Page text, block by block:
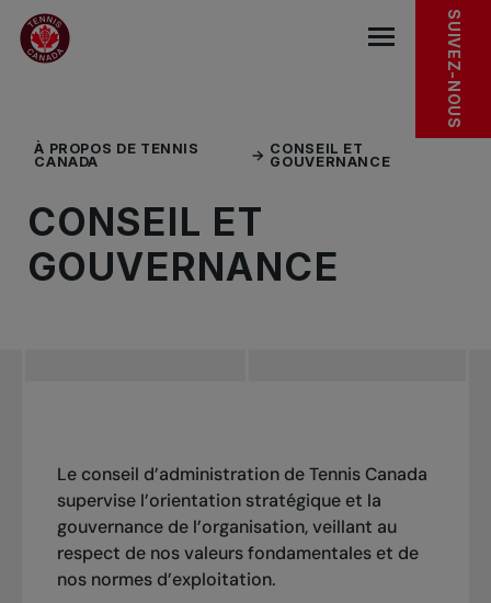
Sauter au menu principal
Sauter au contenu principal
Sauter au pied de page
CONTINUEZ À EXPLORER SUIVEZ-NOUS
À PROPOS DE TENNIS
CANADA
CONSEIL ET
GOUVERNANCE
CONSEIL ET
GOUVERNANCE
Le conseil d’administration de Tennis Canada
supervise l’orientation stratégique et la
gouvernance de l’organisation, veillant au
respect de nos valeurs fondamentales et de
nos normes d’exploitation.